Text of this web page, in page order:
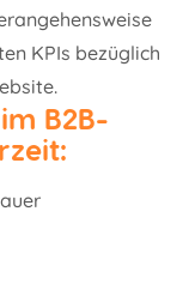
KPIs bezüglich
B2B-